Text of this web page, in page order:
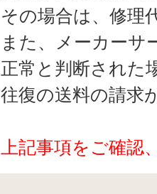
その場合は、修理
また、メーカーサ
正常と判断された
往復の送料の請求
上記事項をご確